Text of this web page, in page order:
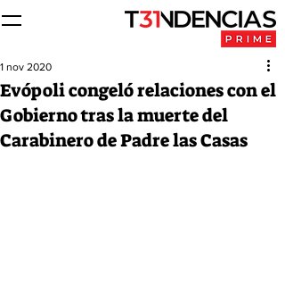
Evópoli congeló relaciones con el
Gobierno tras la muerte del
Carabinero de Padre las Casas
1 nov 2020